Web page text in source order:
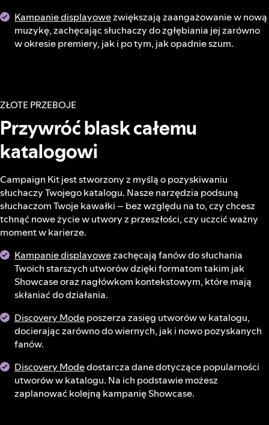
Kampanie displayowezwiększają zaangażowanie w nową
muzykę, zachęcając słuchaczy do zgłębiania jej zarówno
w okresie premiery, jak i po tym, jak opadnie szum.
ZŁOTE PRZEBOJE
Przywróć blask całemu
katalogowi
Campaign Kit jest stworzony z myślą o pozyskiwaniu
słuchaczy Twojego katalogu. Nasze narzędzia podsuną
słuchaczom Twoje kawałki – bez względu na to, czy chcesz
tchnąć nowe życie w utwory z przeszłości, czy uczcić ważny
moment w karierze.
Kampanie displayowezachęcają fanów do słuchania
Twoich starszych utworów dzięki formatom takim jak
Showcase oraz nagłówkom kontekstowym, które mają
skłaniać do działania.
Discovery Modeposzerza zasięg utworów w katalogu,
docierając zarówno do wiernych, jak i nowo pozyskanych
fanów.
Discovery Modedostarcza dane dotyczące popularności
utworów w katalogu. Na ich podstawie możesz
zaplanować kolejną kampanię Showcase.